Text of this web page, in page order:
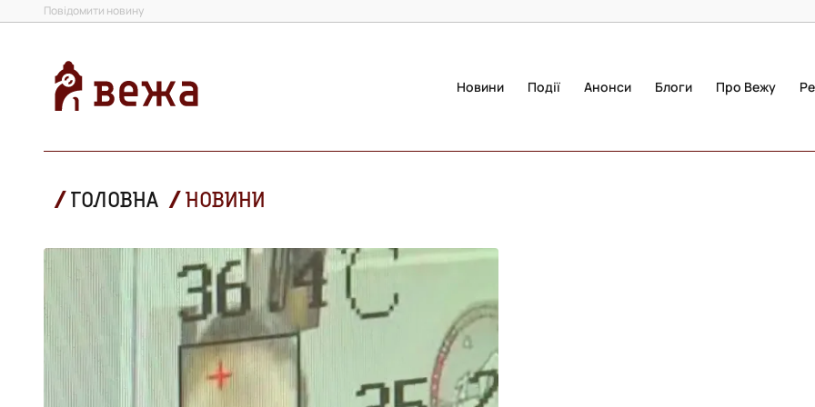
Повідомити новину
Новини Події Анонси Блоги Про Вежу
ГОЛОВНА НОВИНИ